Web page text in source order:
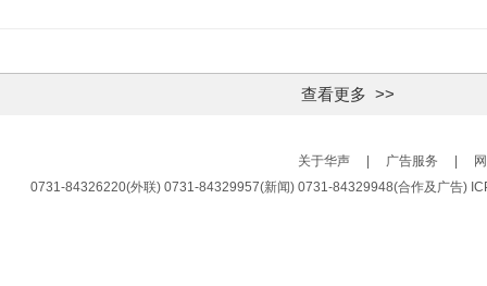
查看更多 >>
关于华声 广告服务
0731-84326220(外联) 0731-84329957(新闻) 0731-84329948(合作及广告)